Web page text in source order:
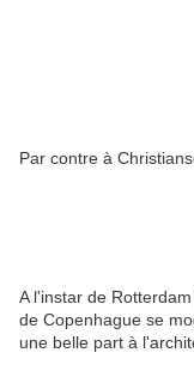
Par contre à
A l'instar de
de Copenhague se
une belle part à